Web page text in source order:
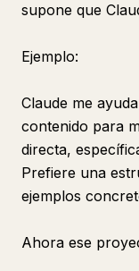
supone que
Ejemplo:
Claude me
contenido para
directa,
Prefiere una
ejemplos
Ahora ese